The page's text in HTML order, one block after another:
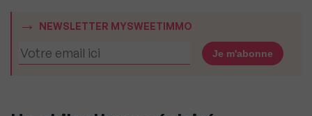
NEWSLETTER MYSWEETIMMO